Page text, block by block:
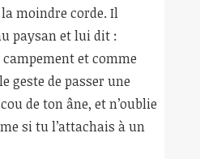
moindre corde. Il
paysan et lui dit :
et comme
geste de passer une
de ton âne, et n’oublie
si tu l’attachais à un